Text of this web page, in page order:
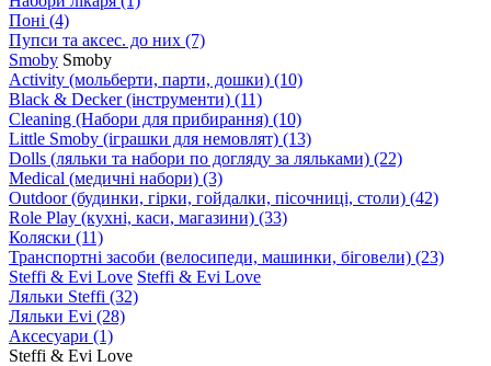
Поні (4)
Пупси та аксес. до них (7)
Smoby Smoby
Аctivity (мольберти, парти, дошки) (10)
Black & Decker (інструменти) (11)
Cleaning (Набори для прибирання) (10)
Little Smoby (іграшки для немовлят) (13)
Dolls (ляльки та набори по догляду за ляльками) (22)
Medical (медичні набори) (3)
Outdoor (будинки, гірки, гойдалки, пісочниці, столи) (42)
Role Play (кухні, каси, магазини) (33)
Коляски (11)
Транспортні засоби (велосипеди, машинки, біговели) (23)
Steffi & Evi Love Steffi & Evi Love
Ляльки Steffi (32)
Ляльки Evi (28)
Аксесуари (1)
Steffi & Evi Love